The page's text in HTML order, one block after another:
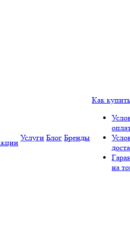
Услуги Блог Бренды
Как купить
на